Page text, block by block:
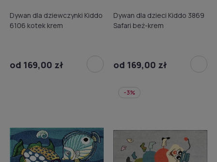
Dywan dla dziewczynki Kiddo
6106 kotek krem
od 169,00 zł
Dywan dla dzieci Kiddo 3869
Safari beż-krem
od 169,00 zł
-3%